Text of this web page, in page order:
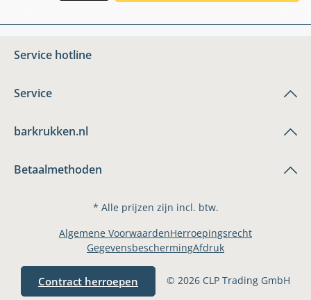
Service hotline
Service
barkrukken.nl
Betaalmethoden
* Alle prijzen zijn incl. btw.
Contract herroepen © 2026 CLP Trading GmbH
Algemene VoorwaardenHerroepingsrecht
GegevensbeschermingAfdruk